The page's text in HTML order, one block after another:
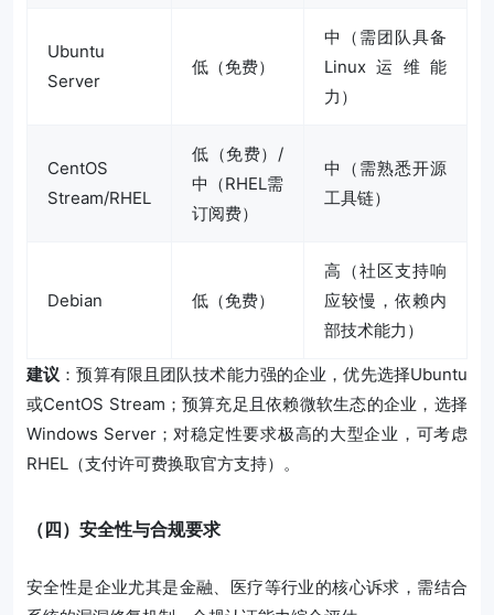
Ubuntu
Server
低（免费）
中（需团队具备
Linux运维能
力）
CentOS
Stream/RHEL
低（免费）/
中（RHEL需
订阅费）
中（需熟悉开源
工具链）
Debian 低（免费）
高（社区支持响
应较慢，依赖内
部技术能力）
建议 ：预算有限且团队技术能力强的企业，优先选择Ubuntu
或CentOS Stream；预算充足且依赖微软生态的企业，选择
Windows Server；对稳定性要求极高的大型企业，可考虑
RHEL（支付许可费换取官方支持）。
（四）安全性与合规要求
安全性是企业尤其是金融、医疗等行业的核心诉求，需结合